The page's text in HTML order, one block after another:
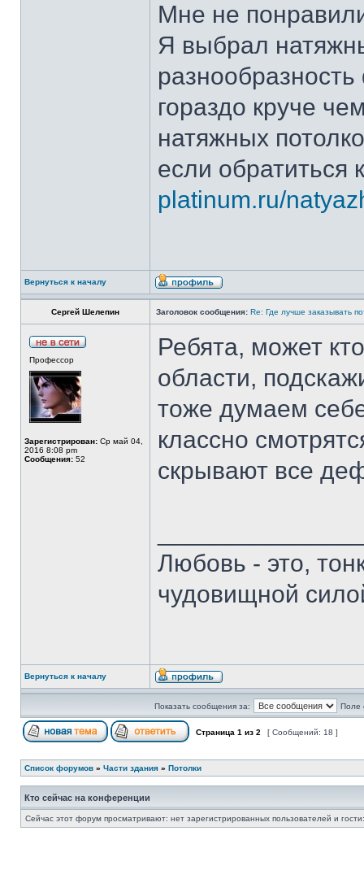
Мне не
Я выбрал
гораздо круче
натяжных
если
platinum.ru/
Вернуться к началу
Сергей Шелепин Заголовок сообщения: Re: Где лучше заказывать
Профессор
Зарегистрирован: Ср май 04,
2016 8:08 pm
Сообщения: 52
Ребята, может
области,
тоже думаем
классно
скрывают все
Любовь - это,
чудовищной
Вернуться к началу
Показать сообщения за: Поле
Страница 1 из 2 [ Сообщений: 18 ]
Список форумов » Части здания » Потолки
Кто сейчас на конференции
Сейчас этот форум просматривают: нет зарегистрированных пользователей и